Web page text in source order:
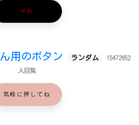
やれ
用のボタン ランダム 15472652
人回覧
気軽に押してね